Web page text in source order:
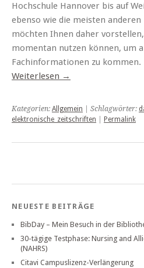
Hochschule Hannover bis auf
ebenso wie die meisten
möchten Ihnen daher
momentan nutzen können, um
Fachinformationen zu
Weiterlesen →
Kategorien: Allgemein | Schlagwörter:
elektronische_zeitschriften
Permalink
NEUESTE BEITRÄGE
BibDay – Mein Besuch in der
30-tägige Testphase: Nursing and
(NAHRS)
Citavi Campuslizenz-Verlängerung